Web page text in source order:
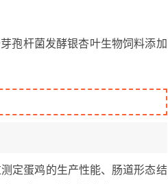
孢杆菌发酵银杏叶生物饲料添加
定蛋鸡的生产性能、肠道形态结